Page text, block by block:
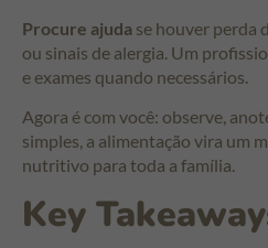
Procure ajuda se houver perda
ou sinais de alergia. Um
e exames quando necessários.
Agora é com você: observe,
simples, a alimentação vira um
nutritivo para toda a família.
Key